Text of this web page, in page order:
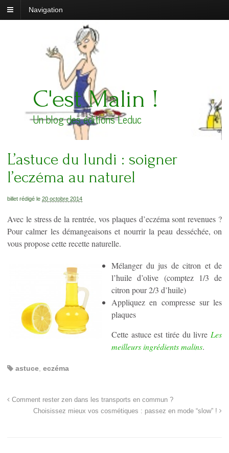
Navigation
C'est Malin !
Un blog des éditions Leduc
L’astuce du lundi : soigner
l’eczéma au naturel
billet rédigé le 20 octobre 2014
Avec le stress de la rentrée, vos plaques d’eczéma sont revenues ?
Pour calmer les démangeaisons et nourrir la peau desséchée, on
vous propose cette recette naturelle.
Mélanger du jus de citron et de
l’huile d’olive (comptez 1/3 de
citron pour 2/3 d’huile)
Appliquez en compresse sur les
plaques
Cette astuce est tirée du livre Les
meilleurs ingrédients malins.
astuce eczéma
Comment rester zen dans les transports en commun ?
Choisissez mieux vos cosmétiques : passez en mode “slow” !